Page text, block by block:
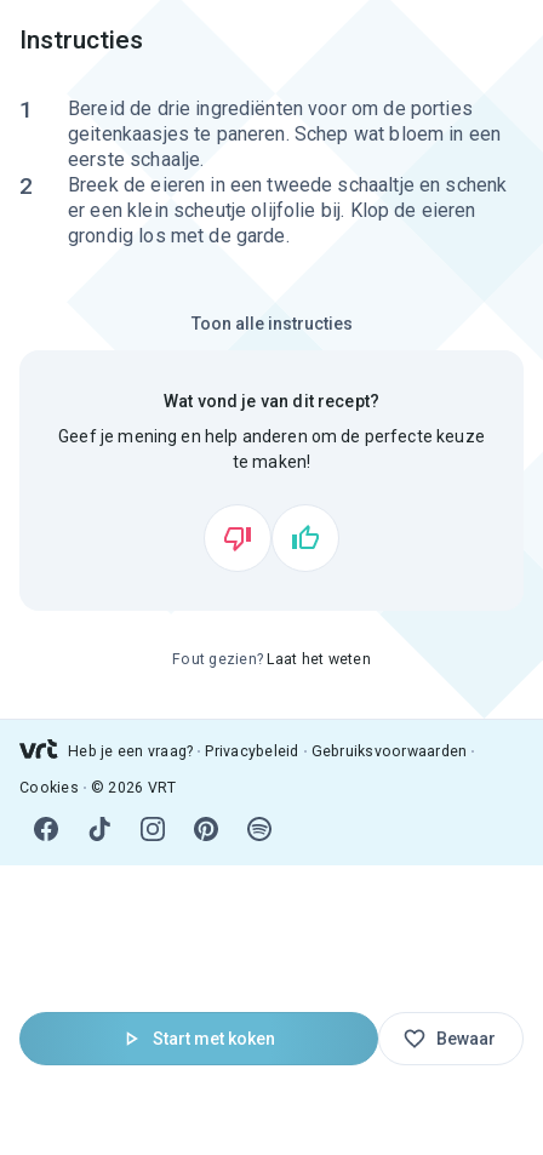
Start met koken Bewaar
Instructies
1
Bereid de drie ingrediënten voor om de porties
geitenkaasjes te paneren. Schep wat bloem in een
eerste schaalje.
2
Breek de eieren in een tweede schaaltje en schenk
er een klein scheutje olijfolie bij. Klop de eieren
grondig los met de garde.
Toon alle instructies
Wat vond je van dit recept?
Geef je mening en help anderen om de perfecte keuze
te maken!
Fout gezien? Laat het weten
Heb je een vraag? Privacybeleid Gebruiksvoorwaarden
Cookies © 2026 VRT